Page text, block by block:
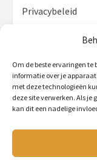
Om de beste ervaringen te
informatie over je
met deze technologieën
deze site verwerken. Als
kan dit een nadelige
Privacybeleid
Honden